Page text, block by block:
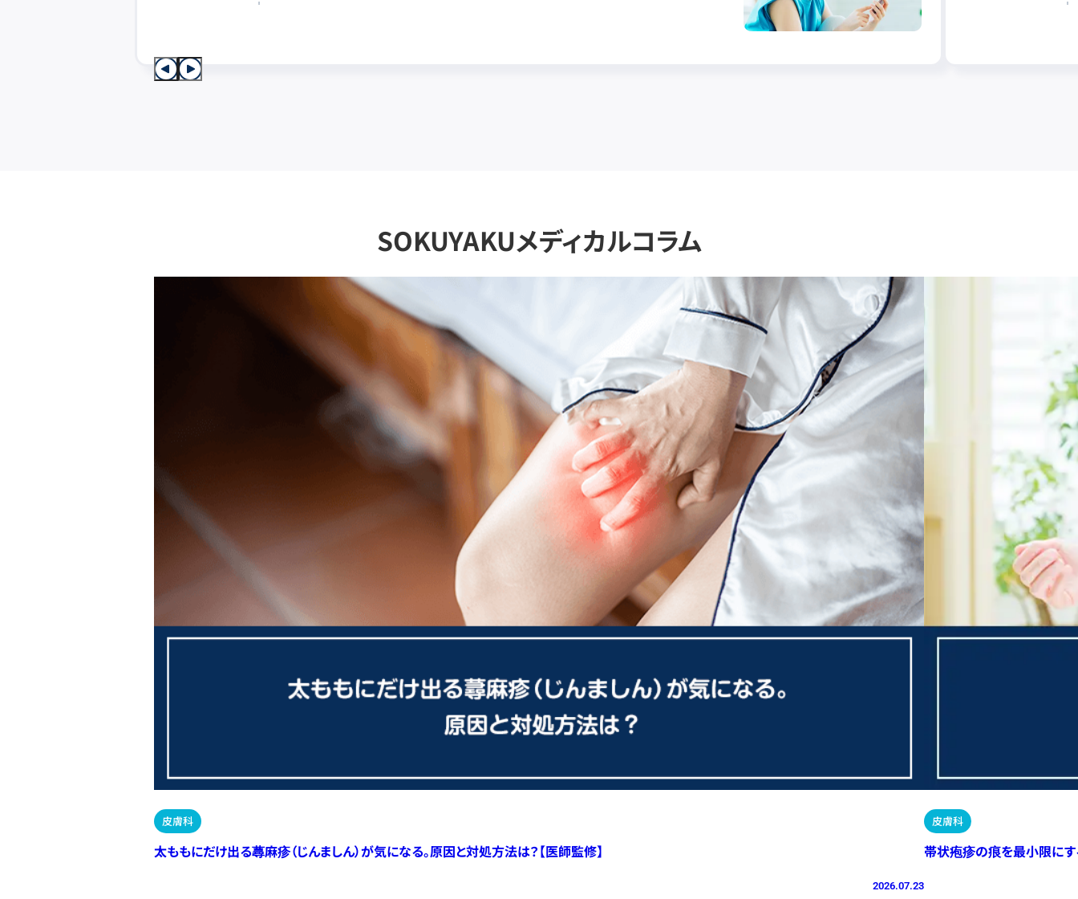
SOKUYAKUメディカルコラム
皮膚科
太ももにだけ出る蕁麻疹（じんましん）が気になる。原因と対処方法は？【医師監修】
2026.07.23
皮膚科
帯状疱疹の痕を最小限にす